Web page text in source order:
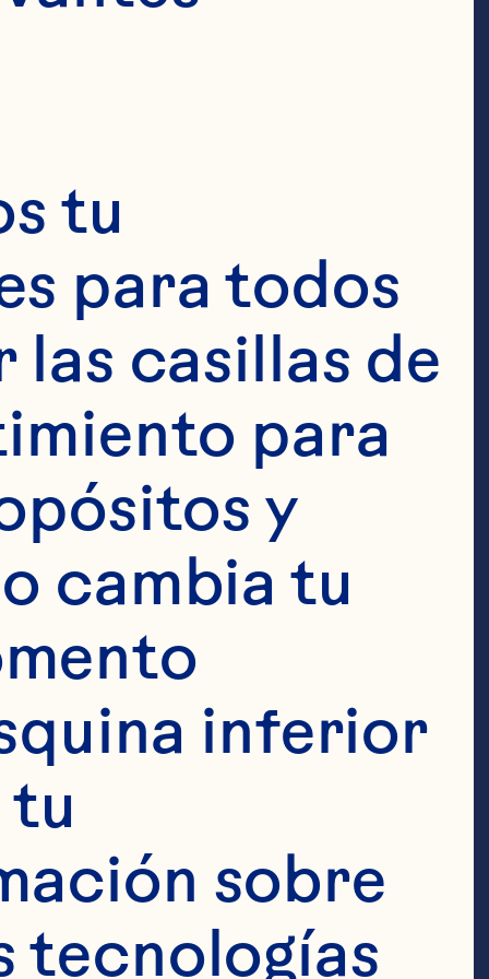
productos
y húmedo,
certificados.
en Canadá,
Los
un
y ácido
tu
para todos
las casillas de
para
y
cambia tu
inferior
tu
sobre
tecnologías